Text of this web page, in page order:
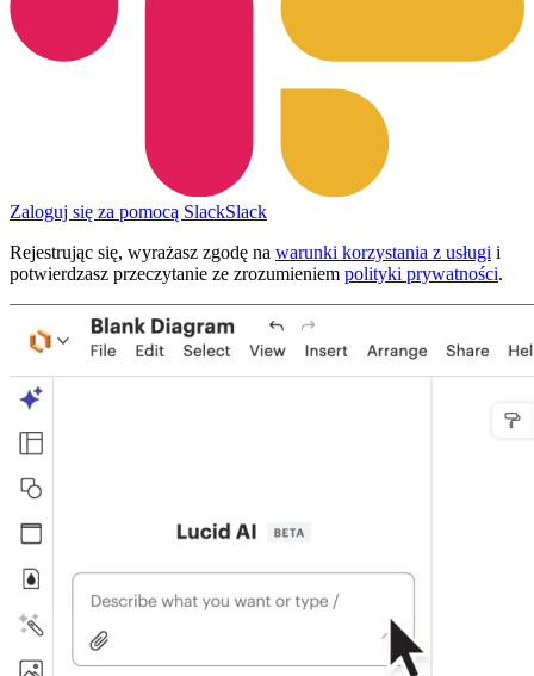
Zaloguj się za pomocą SlackSlack
Rejestrując się, wyrażasz zgodę na warunki korzystania z usługi i
potwierdzasz przeczytanie ze zrozumieniem polityki prywatności.